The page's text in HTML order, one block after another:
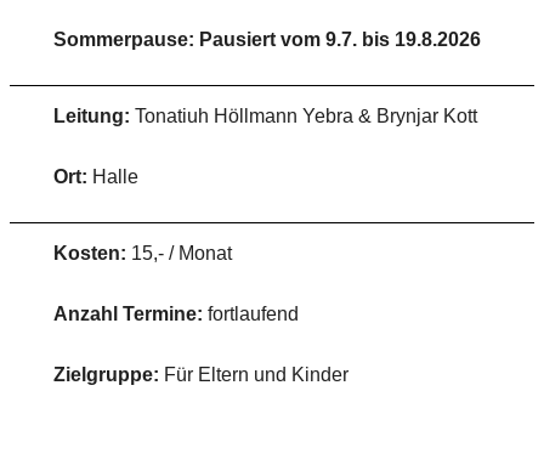
Sommerpause: Pausiert vom 9.7. bis 19.8.2026
Leitung: Tonatiuh Höllmann Yebra & Brynjar Kott
Ort: Halle
Kosten: 15,- / Monat
Anzahl Termine: fortlaufend
Zielgruppe: Für Eltern und Kinder